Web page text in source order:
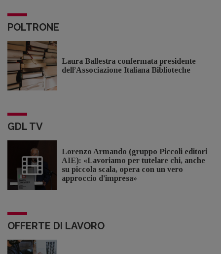
POLTRONE
Laura Ballestra confermata presidente
dell’Associazione Italiana Biblioteche
GDL TV
Lorenzo Armando (gruppo Piccoli editori
AIE): «Lavoriamo per tutelare chi, anche
su piccola scala, opera con un vero
approccio d'impresa»
OFFERTE DI LAVORO